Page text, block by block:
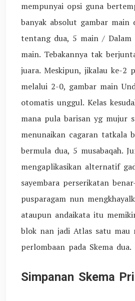
mempunyai opsi guna
banyak absolut gambar main
tentang dua, 5 main / Dalam
main. Tebakannya tak
juara. Meskipun, jikalau ke-2
melalui 2-0, gambar main
otomatis unggul. Kelas
mana pula barisan yg mujur
menunaikan cagaran tatkala
bermula dua, 5 musabaqah.
mengaplikasikan alternatif
sayembara perserikatan
pusparagam nun
ataupun andaikata itu
blok nan jadi Atlas satu mau
perlombaan pada Skema dua.
Simpanan Skema